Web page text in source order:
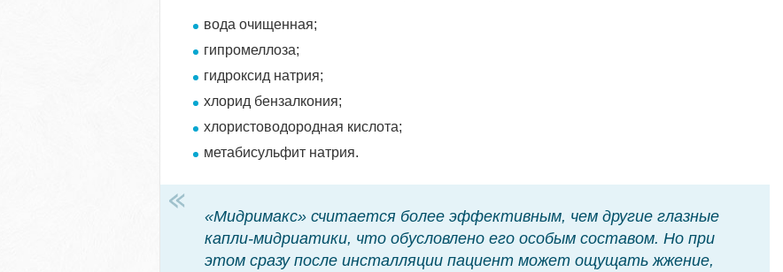
вода очищенная;
гипромеллоза;
гидроксид натрия;
хлорид бензалкония;
хлористоводородная кислота;
метабисульфит натрия.
«Мидримакс» считается более эффективным, чем другие глазные
капли-мидриатики, что обусловлено его особым составом. Но при
этом сразу после инсталляции пациент может ощущать жжение,